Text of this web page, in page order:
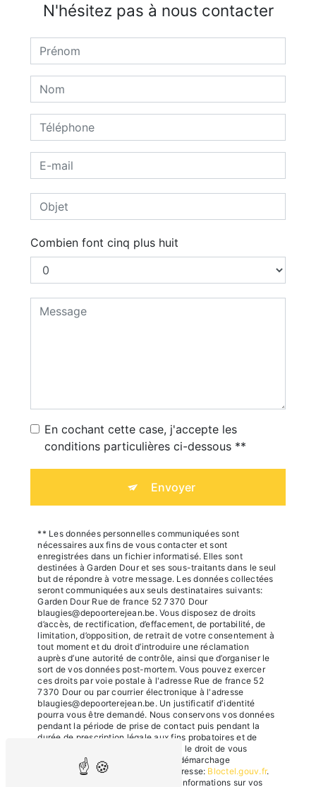
N'hésitez pas à nous contacter
Combien font cinq plus huit
En cochant cette case, j'accepte les
conditions particulières ci-dessous **
Envoyer
** Les données personnelles communiquées sont
nécessaires aux fins de vous contacter et sont
enregistrées dans un fichier informatisé. Elles sont
destinées à Garden Dour et ses sous-traitants dans le seul
but de répondre à votre message. Les données collectées
seront communiquées aux seuls destinataires suivants:
Garden Dour Rue de france 52 7370 Dour
blaugies@depoorterejean.be. Vous disposez de droits
d’accès, de rectification, d’effacement, de portabilité, de
limitation, d’opposition, de retrait de votre consentement à
tout moment et du droit d’introduire une réclamation
auprès d’une autorité de contrôle, ainsi que d’organiser le
sort de vos données post-mortem. Vous pouvez exercer
ces droits par voie postale à l'adresse Rue de france 52
7370 Dour ou par courrier électronique à l'adresse
blaugies@depoorterejean.be. Un justificatif d'identité
pourra vous être demandé. Nous conservons vos données
pendant la période de prise de contact puis pendant la
durée de prescription légale aux fins probatoires et de
gestion des contentieux. Vous avez le droit de vous
inscrire sur la liste d'opposition au démarchage
téléphonique, disponible à cette adresse: Bloctel.gouv.fr.
Consultez le site cnil.fr pour plus d’informations sur vos